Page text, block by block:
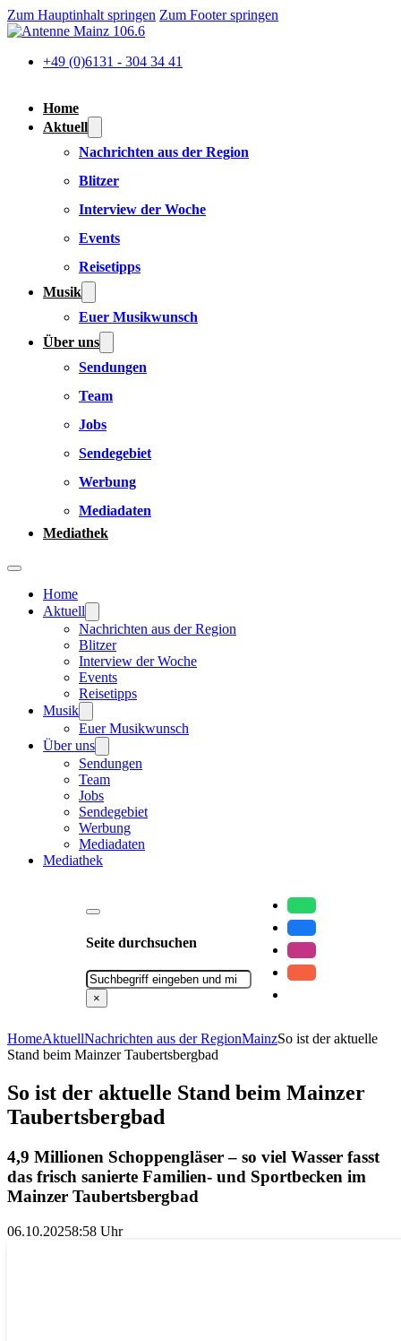
Zum Hauptinhalt springen Zum Footer springen
+49 (0)6131 - 304 34 41
Home
Aktuell
Nachrichten aus der Region
Blitzer
Interview der Woche
Events
Reisetipps
Musik
Euer Musikwunsch
Über uns
Sendungen
Team
Jobs
Sendegebiet
Werbung
Mediadaten
Mediathek
Home
Aktuell
Nachrichten aus der Region
Blitzer
Interview der Woche
Events
Reisetipps
Musik
Euer Musikwunsch
Über uns
Sendungen
Team
Jobs
Sendegebiet
Werbung
Mediadaten
Mediathek
Seite durchsuchen
Suchen
×
HomeAktuellNachrichten aus der RegionMainzSo ist der aktuelle
Stand beim Mainzer Taubertsbergbad
So ist der aktuelle Stand beim Mainzer
Taubertsbergbad
4,9 Millionen Schoppengläser – so viel Wasser fasst
das frisch sanierte Familien- und Sportbecken im
Mainzer Taubertsbergbad
06.10.20258:58 Uhr